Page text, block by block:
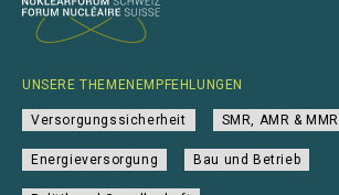
UNSERE THEMENEMPFEHLUNGEN
Versorgungssicherheit SMR, AMR & MMR
Energieversorgung Bau und Betrieb